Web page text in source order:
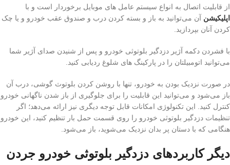
از قابلیت اتصال به انواع سیستم عامل های موبایل برخوردار است و با
اپلیکیشن آن می‌توانید به باز و بسته کردن درب و صندوق عقب خودرو و یا چک
کردن آنان بپردازید.
با فشردن دکمه آژیر دزدگیر بلوتوثی خودرو و پس از شنیدن صدای آژیر شما
می‌توانید اتومبیلتان را در پارکینگ های شلوغ ردیابی کنید.
در صورت نزدیک بودن به خودرو، تنها با روشن کردن بلوتوث گوشی، درب آن
باز می‌شود و می‌توانید این قابلیت را برای جلوگیری از باز شدن ناگهانی خودرو
کنترل کنید. این تکنولوژی امکانات قابل توجه دیگری نیز ارائه می‌دهد؛ اگر
تنظیمات دزدگیر بلوتوثی خودرو را روی قسمت حمل بار تنظیم کنید، این خودرو
هنگامی که با دستان پر بدان نزدیک می‌شوید، باز می‌شود.
دیگر کاربردهای دزدگیر بلوتوثی خودرو جردن